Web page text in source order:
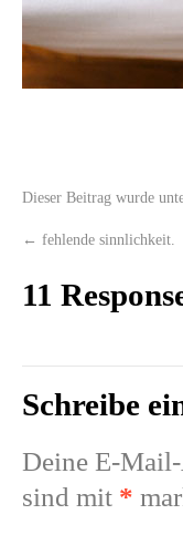
Dieser Beitrag wurde
← fehlende sinnlichkeit.
11
Schreibe
Deine E-
sind mit *